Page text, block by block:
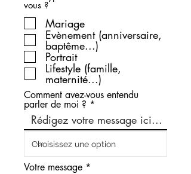
vous ?
Mariage
Evènement (anniversaire,
baptême...)
Portrait
Lifestyle (famille,
maternité...)
Comment avez-vous entendu
parler de moi ?
Votre message